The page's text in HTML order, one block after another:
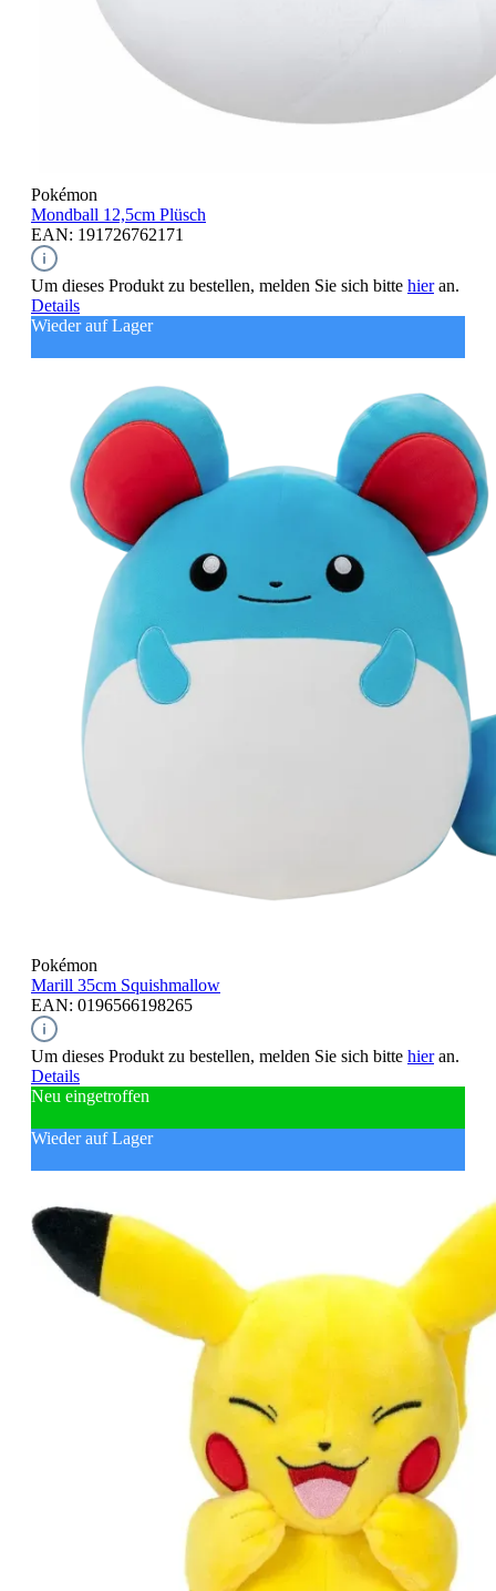
Pokémon
Mondball 12,5cm Plüsch
EAN: 191726762171
Um dieses Produkt zu bestellen, melden Sie sich bitte hieran.
Details
Wieder auf Lager
Pokémon
Marill 35cm Squishmallow
EAN: 0196566198265
Um dieses Produkt zu bestellen, melden Sie sich bitte hieran.
Details
Neu eingetroffen
Wieder auf Lager